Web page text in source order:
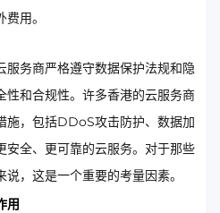
用。
服务商严格遵守数据保护法规和隐
性和合规性。许多香港的云服务商
施，包括DDoS攻击防护、数据加
安全、更可靠的云服务。对于那些
，这是一个重要的考量因素。
用